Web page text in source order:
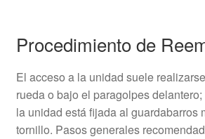
Procedimiento de
El acceso a la unidad suele
rueda o bajo el paragolpes
la unidad está fijada al guardabarros
tornillo. Pasos generales